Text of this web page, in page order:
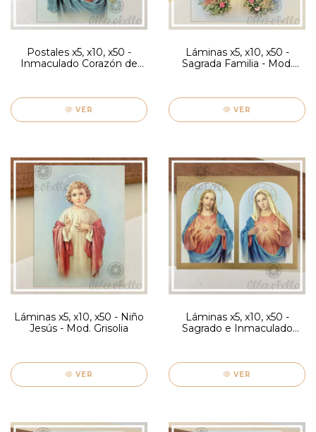
Postales x5, x10, x50 -
Inmaculado Corazón de
VER
Láminas x5, x10, x50 -
Sagrada Familia - Mod.
VER
Láminas x5, x10, x50 - Niño
Jesús - Mod. Grisolia
VER
Láminas x5, x10, x50 -
Sagrado e Inmaculado
VER